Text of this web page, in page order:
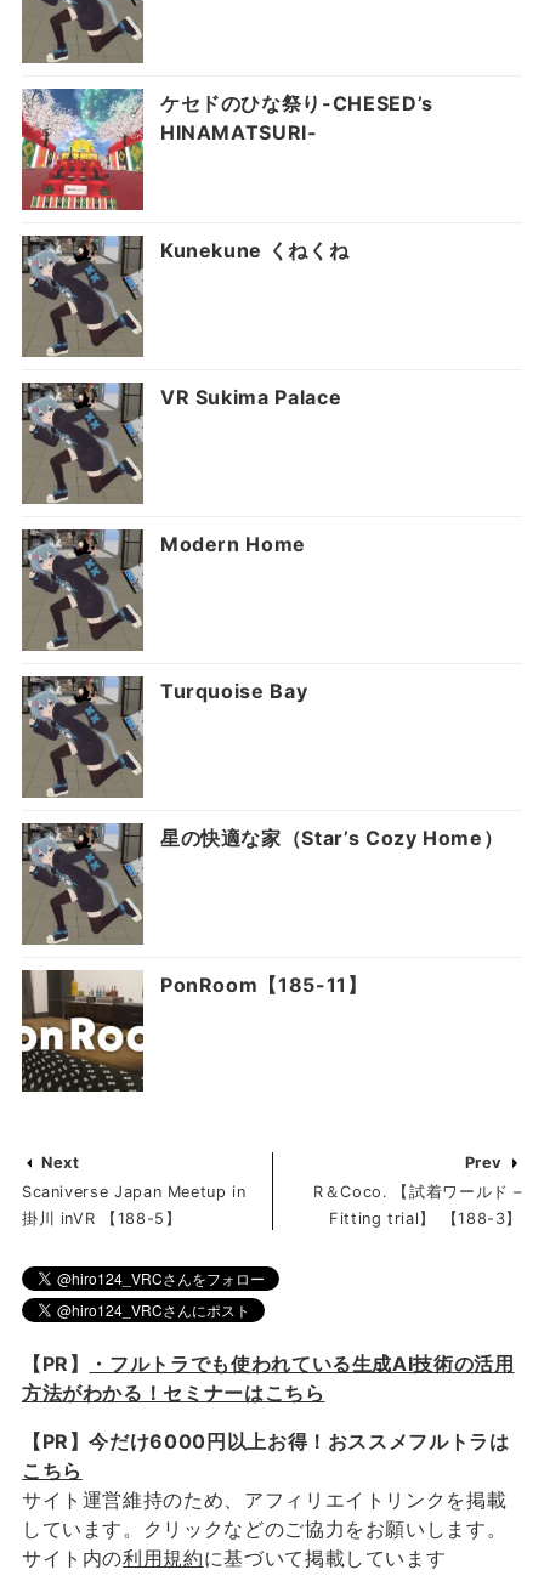
ケセドのひな祭り-CHESED’s
HINAMATSURI-
Kunekune くねくね
VR Sukima Palace
Modern Home
Turquoise Bay
星の快適な家（Star’s Cozy Home）
PonRoom【185-11】
Next
Scaniverse Japan Meetup in
掛川 inVR 【188-5】
Prev
R＆Coco․ 【試着ワールド –
Fitting trial】 【188-3】
【PR】
・フルトラでも使われている生成AI技術の活用
方法がわかる！セミナーはこちら
【PR】今だけ6000円以上お得！おススメフルトラは
こちら
サイト運営維持のため、アフィリエイトリンクを掲載
しています。クリックなどのご協力をお願いします。
サイト内の利用規約に基づいて掲載しています